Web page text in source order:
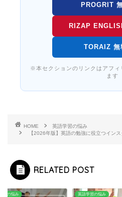
PROGRIT
RIZAP
TORAIZ 無
※本セクションのリンクはアフィ
ます
HOME
英語学習の悩み
【2026年版】英語の勉強に役立つイン
RELATED POST
習の悩み 英語学習の悩み